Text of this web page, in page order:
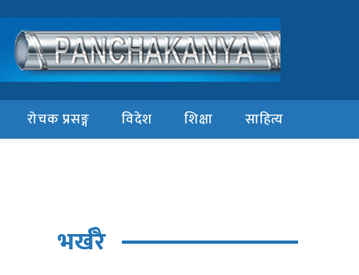
रोचक प्रसङ्ग विदेश शिक्षा साहित्य
भर्खरै